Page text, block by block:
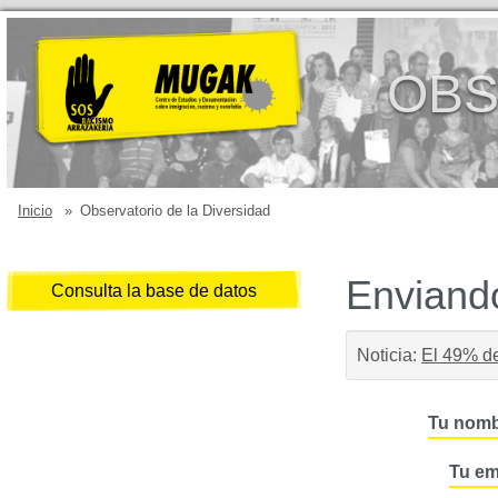
Inicio » Observatorio de la Diversidad
Consulta la base de datos
Noticia: El 49%
Tu
Tu